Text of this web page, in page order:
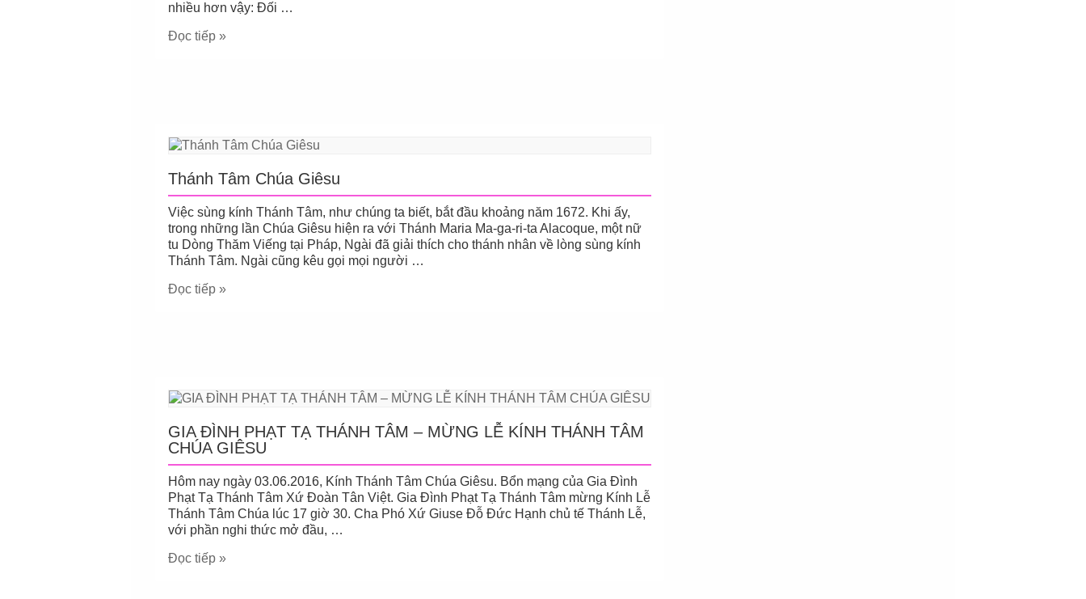
nhiều hơn vậy: Đối …
Đọc tiếp »
Thánh Tâm Chúa Giêsu
Việc sùng kính Thánh Tâm, như chúng ta biết, bắt đầu khoảng năm 1672. Khi ấy,
trong những lần Chúa Giêsu hiện ra với Thánh Maria Ma-ga-ri-ta Alacoque, một nữ
tu Dòng Thăm Viếng tại Pháp, Ngài đã giải thích cho thánh nhân về lòng sùng kính
Thánh Tâm. Ngài cũng kêu gọi mọi người …
Đọc tiếp »
GIA ĐÌNH PHẠT TẠ THÁNH TÂM – MỪNG LỄ KÍNH THÁNH TÂM
CHÚA GIÊSU
Hôm nay ngày 03.06.2016, Kính Thánh Tâm Chúa Giêsu. Bổn mạng của Gia Đình
Phạt Tạ Thánh Tâm Xứ Đoàn Tân Việt. Gia Đình Phạt Tạ Thánh Tâm mừng Kính Lễ
Thánh Tâm Chúa lúc 17 giờ 30. Cha Phó Xứ Giuse Đỗ Đức Hạnh chủ tế Thánh Lễ,
với phần nghi thức mở đầu, …
Đọc tiếp »